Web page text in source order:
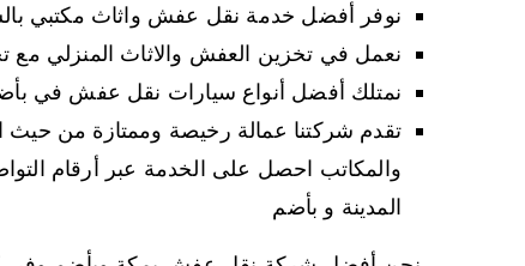
نوفر أفضل خدمة نقل عفش واثاث مكتبي
نعمل في تخزين العفش والاثاث المنزلي مع
نمتلك أفضل أنواع سيارات نقل عفش في
تقدم شركتنا عمالة رخيصة وممتازة من حيث
والمكاتب احصل على الخدمة عبر أرقام
المدينة و بأضم